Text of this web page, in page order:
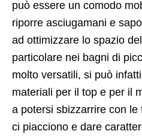
può essere un comodo
riporre asciugamani e
ad ottimizzare lo spazio
particolare nei bagni di
molto versatili, si può
materiali per il top e per il
a potersi sbizzarrire con
ci piacciono e dare